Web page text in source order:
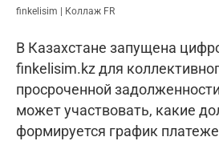
finkelisim | Коллаж FR
В Казахстане запущена
finkelisim.kz для
просроченной
может участвовать, какие
формируется график